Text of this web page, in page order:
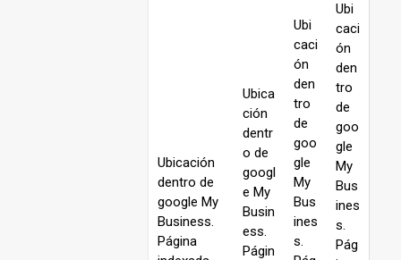
Ubicación
dentro de
google My
Business.
Página
Ubica
ción
dentr
o de
googl
e My
Busin
ess.
Págin
Ubi
caci
ón
den
tro
de
goo
gle
My
Bus
ines
s.
Ubi
caci
ón
den
tro
de
goo
gle
My
Bus
ines
s.
Pág